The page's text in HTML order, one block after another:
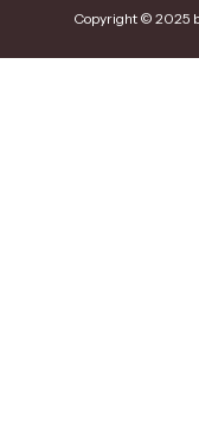
Copyright © 2025